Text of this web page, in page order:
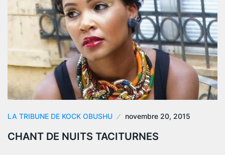
LA TRIBUNE DE KOCK OBUSHU novembre 20, 2015
CHANT DE NUITS TACITURNES